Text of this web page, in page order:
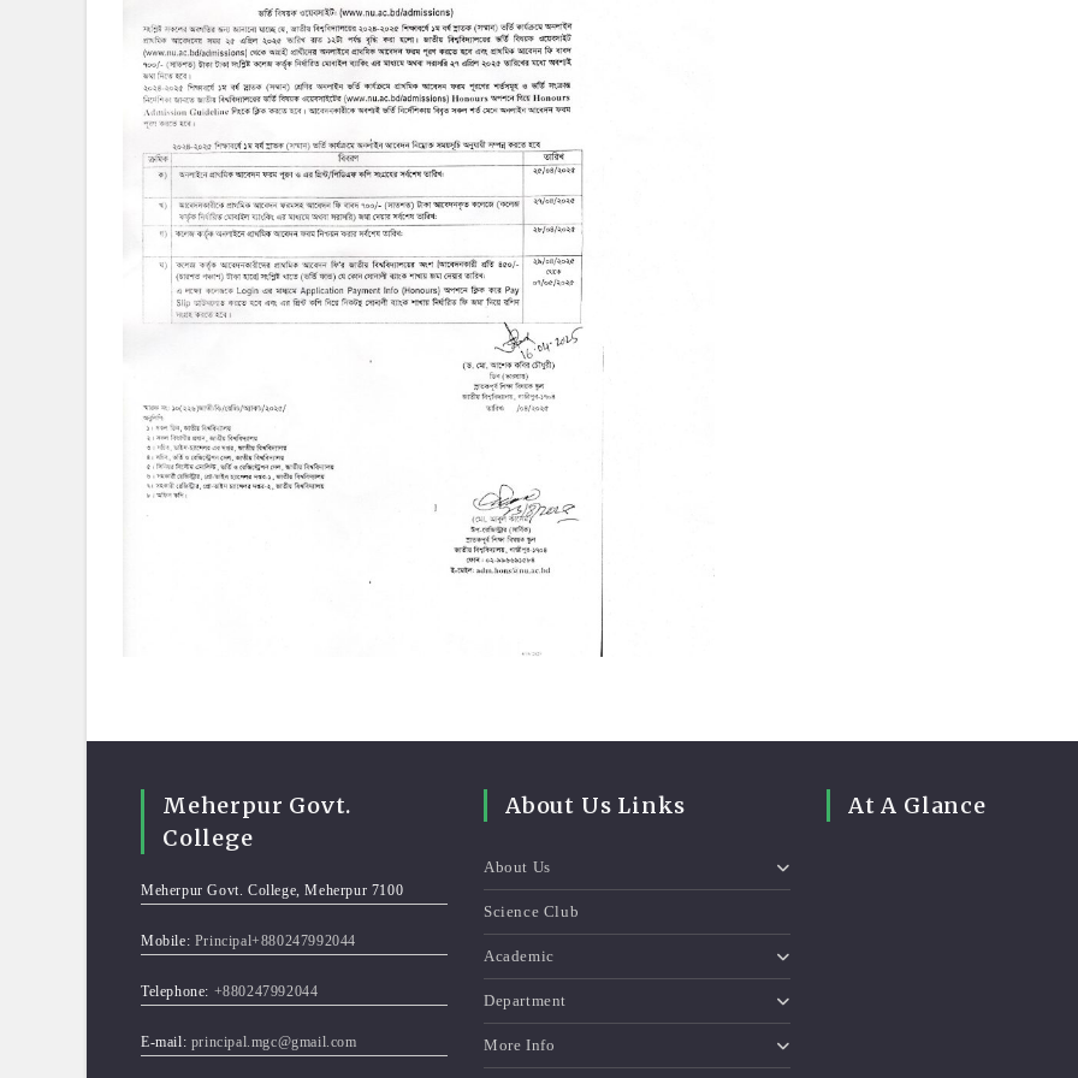
Meherpur Govt.
College
Meherpur Govt. College, Meherpur 7100
Mobile: Principal+880247992044
Telephone: +880247992044
E-mail: principal.mgc@gmail.com
About Us Links
About Us
Science Club
Academic
Department
More Info
At A Glance